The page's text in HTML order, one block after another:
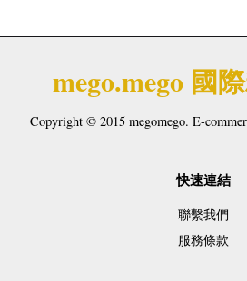
mego.mego 國
Copyright © 2015 megomego. E-
快速連結
聯繫我們
服務條款